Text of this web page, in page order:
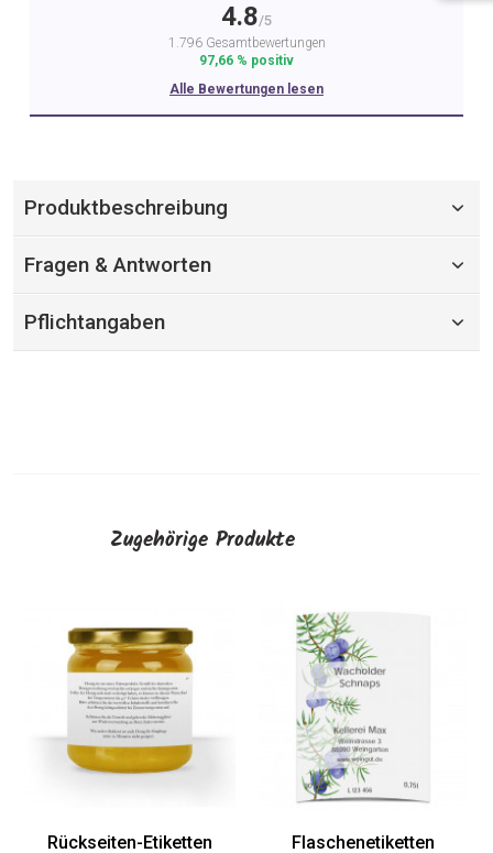
4.8/5
1.796 Gesamtbewertungen
97,66 % positiv
Alle Bewertungen lesen
Produktbeschreibung
Fragen & Antworten
Pflichtangaben
Zugehörige Produkte
Flaschenetiketten
Flaschenetiketten
"Klassik Gin"
AUSWÄHLEN